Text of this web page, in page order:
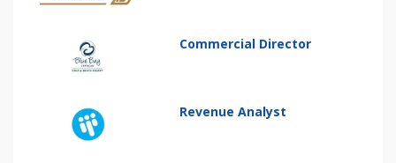
Commercial Director
Revenue Analyst